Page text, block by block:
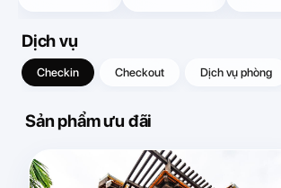
Dịch vụ
Checkin Checkout Dịch vụ phòng
Sản phẩm ưu đãi